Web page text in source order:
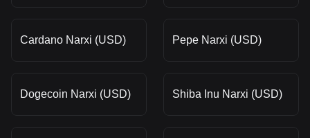
Cardano Narxi (USD) Pepe Narxi (USD)
Dogecoin Narxi (USD) Shiba Inu Narxi (USD)